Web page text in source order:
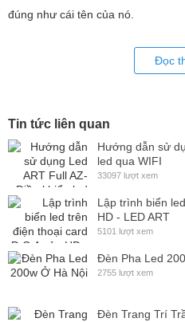
đúng như cái tên của nó.
Đọc
Tin tức liên quan
Hướng dẫn sử
led qua WIFI
33097 lượt xem
Lập trình biển
HD - LED ART
5101 lượt xem
Đèn Pha Led
2755 lượt xem
Đèn Trang Trí